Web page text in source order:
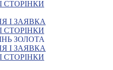
СТОРІНКИ
І ЗАЯВКА
СТОРІНКИ
ЗОЛОТА
І ЗАЯВКА
СТОРІНКИ